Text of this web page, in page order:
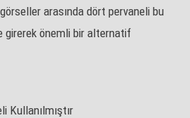
arasında dört pervaneli bu
girerek önemli bir alternatif
Kullanılmıştır